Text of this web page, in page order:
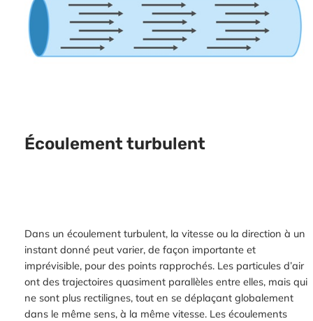
Écoulement turbulent
Dans un écoulement turbulent, la vitesse ou la direction à un
instant donné peut varier, de façon importante et
imprévisible, pour des points rapprochés. Les particules d’air
ont des trajectoires quasiment parallèles entre elles, mais qui
ne sont plus rectilignes, tout en se déplaçant globalement
dans le même sens, à la même vitesse. Les écoulements